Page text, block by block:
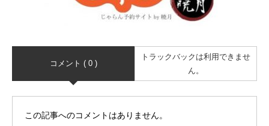
コメント ( 0 )
トラックバックは利用できませ
ん。
この記事へのコメントはありません。